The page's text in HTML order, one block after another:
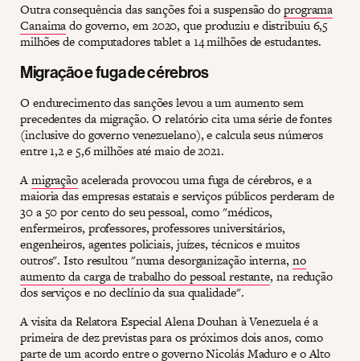
Outra consequência das sanções foi a suspensão doprograma
Canaimado governo, em 2020, que produziu e distribuiu 6,5
milhões de computadores tablet a 14 milhões de estudantes.
Migração e fuga de cérebros
O endurecimento das sanções levou a um aumento sem
precedentes da migração. O relatório cita uma série de fontes
(inclusive do governo venezuelano), e calcula seus números
entre 1,2 e 5,6 milhões até maio de 2021.
Amigraçãoacelerada provocou uma fuga de cérebros, e a
maioria das empresas estatais e serviços públicos perderam de
30 a 50 por cento do seu pessoal, como "médicos,
enfermeiros, professores, professores universitários,
engenheiros, agentes policiais, juízes, técnicos e muitos
outros". Isto resultou "numa desorganização interna, no
aumento da carga de trabalho do pessoal restante, na redução
dos serviços e no declínio da sua qualidade".
A visita da Relatora Especial Alena Douhan à Venezuela é a
primeira de dez previstas para os próximos dois anos, como
parte de um acordo entre o governo Nicolás Maduro e o Alto